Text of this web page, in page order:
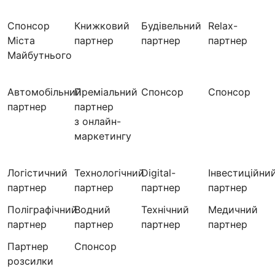
Спонсор
Міста
Майбутнього
Книжковий
партнер
Будівельний
партнер
Relax-
партнер
Автомобільний
партнер
Преміальний
партнер
з онлайн-
маркетингу
Спонсор Спонсор
Логістичний
партнер
Технологічний
партнер
Digital-
партнер
партнер
Поліграфічний
партнер
Водний
партнер
Технічний
партнер
Медичний
партнер
Партнер
розсилки
Cпонсор